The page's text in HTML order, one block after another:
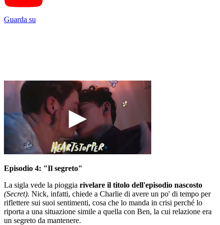
Guarda su
Episodio 4: "Il segreto"
La sigla vede la pioggia rivelare il titolo dell'episodio nascosto
(Secret). Nick, infatti, chiede a Charlie di avere un po' di tempo per
riflettere sui suoi sentimenti, cosa che lo manda in crisi perché lo
riporta a una situazione simile a quella con Ben, la cui relazione era
un segreto da mantenere.